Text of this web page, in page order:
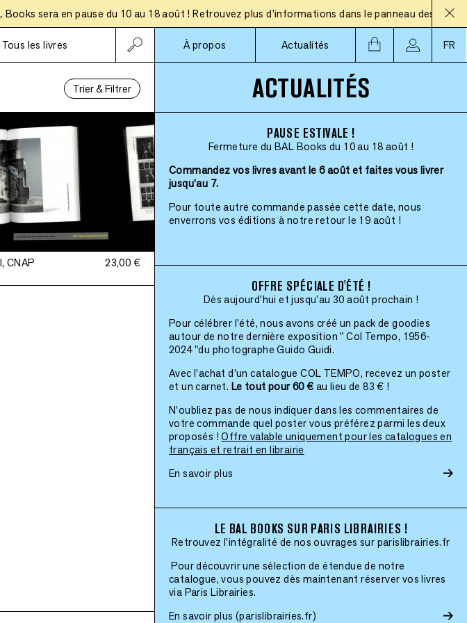
sera en pause du 10 au 18 août ! Retrouvez plus d'informations dans le panneau des
Tous les livres
Abonnements
À propos
Actualités FR
Trier & Filtrer
CNAP 23,00 €
ACTUALITÉS
PAUSE ESTIVALE !
Fermeture du BAL Books du 10 au 18 août !
Commandez vos livres avant le 6 août et faites vous livrer
jusqu'au 7.
Pour toute autre commande passée cette date, nous
enverrons vos éditions à notre retour le 19 août !
OFFRE SPÉCIALE D'ÉTÉ !
Dès aujourd'hui et jusqu'au 30 août prochain !
Pour célébrer l’été, nous avons créé un pack de goodies
autour de notre dernière exposition " Col Tempo, 1956-
2024 "du photographe Guido Guidi.
Avec l’achat d’un catalogue COL TEMPO, recevez un poster
et un carnet. Le tout pour 60 € au lieu de 83 € !
N’oubliez pas de nous indiquer dans les commentaires de
votre commande quel poster vous préférez parmi les deux
proposés !Offre valable uniquement pour les catalogues en
français et retrait en librairie
En savoir plus
LE BAL BOOKS SUR PARIS LIBRAIRIES !
Retrouvez l'intégralité de nos ouvrages sur parislibrairies.fr
Pour découvrir une sélection de étendue de notre
catalogue, vous pouvez dès maintenant réserver vos livres
via Paris Librairies.
En savoir plus (parislibrairies.fr)